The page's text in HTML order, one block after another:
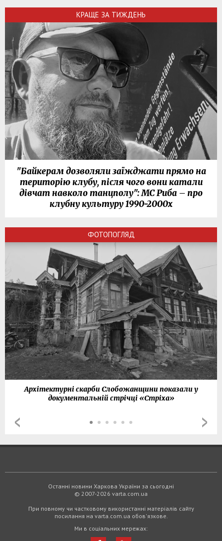
КРАЩЕ ЗА ТИЖДЕНЬ
"Байкерам дозволяли заїжджати прямо на
територію клубу, після чого вони катали
дівчат навколо танцполу": МС Риба – про
клубну культуру 1990-2000х
ФОТОПОГЛЯД
Архітектурні скарби Слобожанщини показали у
документальній стрічці «Стріха»
Останні новини Харкова України за сьогодні
© 2007-2026 varta.com.ua
При повному чи частковому використанні матеріалів сайту
посилання на varta.com.ua обов'язкове.
Ми в соціальних мережах: